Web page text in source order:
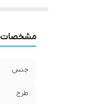
مشخصات
جنس
طرح